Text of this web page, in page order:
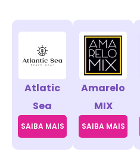
Atlatic
Sea
SAIBA MAIS
Amarelo
MIX
SAIBA MAIS